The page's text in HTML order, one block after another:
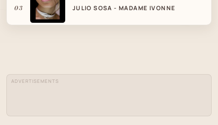
03 JULIO SOSA - MADAME IVONNE
ADVERTISEMENTS